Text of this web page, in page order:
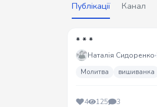
Публікації Канал
* * *
Наталія Сидоренко
Молитва вишиванка
4 125 3